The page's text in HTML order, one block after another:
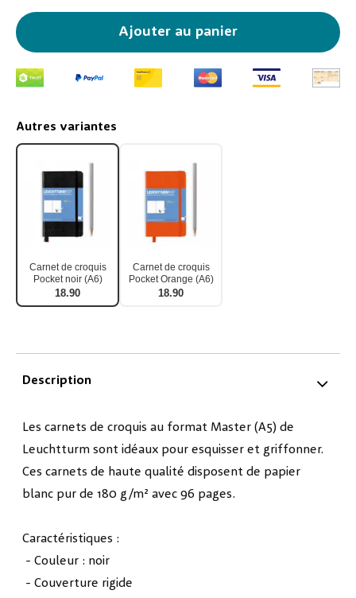
Ajouter au panier
Autres variantes
Carnet de croquis
Pocket noir (A6)
18.90
Carnet de croquis
Pocket Orange (A6)
18.90
Description
Les carnets de croquis au format Master (A5) de
Leuchtturm sont idéaux pour esquisser et griffonner.
Ces carnets de haute qualité disposent de papier
blanc pur de 180 g/m² avec 96 pages.
Caractéristiques :
- Couleur : noir
- Couverture rigide